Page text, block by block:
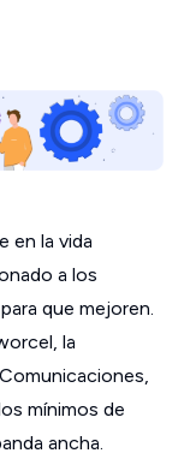
en la vida
a los
que mejoren.
la
mínimos de
ancha.